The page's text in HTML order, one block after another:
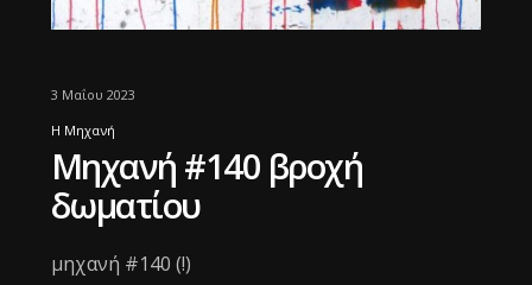
3 Μαΐου 2023
Η Μηχανή
Μηχανή #140 βροχή
δωματίου
μηχανή #140 (!)